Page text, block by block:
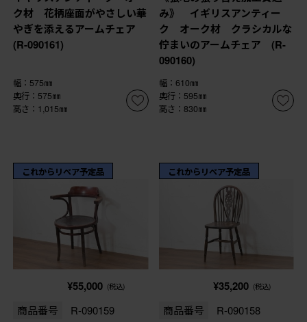
ク材 花柄座面がやさしい華
やぎを添えるアームチェア
(R-090161)
幅：575㎜
奥行：575㎜
高さ：1,015㎜
み》 イギリスアンティー
ク オーク材 クラシカルな
佇まいのアームチェア (R-
090160)
幅：610㎜
奥行：595㎜
高さ：830㎜
これからリペア予定品
¥55,000 (税込)
商品番号 R-090159
これからリペア予定品
¥35,200 (税込)
商品番号 R-090158